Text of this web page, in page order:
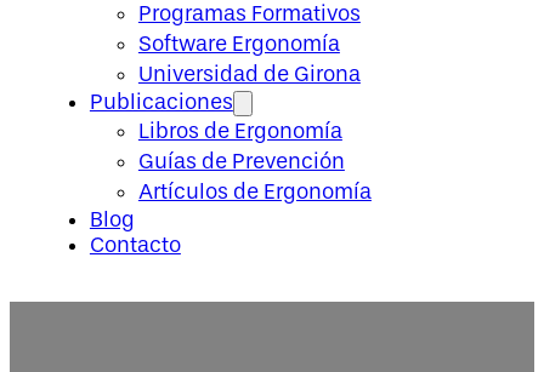
Programas Formativos
Software Ergonomía
Universidad de Girona
Publicaciones
Libros de Ergonomía
Guías de Prevención
Artículos de Ergonomía
Blog
Contacto